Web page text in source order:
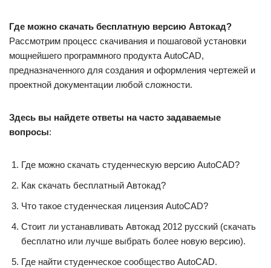
Где можно скачать бесплатную версию Автокад?
Рассмотрим процесс скачивания и пошаговой установки
мощнейшего программного продукта AutoCAD,
предназначенного для создания и оформления чертежей и
проектной документации любой сложности.
Здесь вы найдете ответы на часто задаваемые
вопросы:
Где можно скачать студенческую версию AutoCAD?
Как скачать бесплатный Автокад?
Что такое студенческая лицензия AutoCAD?
Стоит ли устанавливать Автокад 2012 русский (скачать
бесплатно или лучше выбрать более новую версию).
Где найти студенческое сообщество AutoCAD.